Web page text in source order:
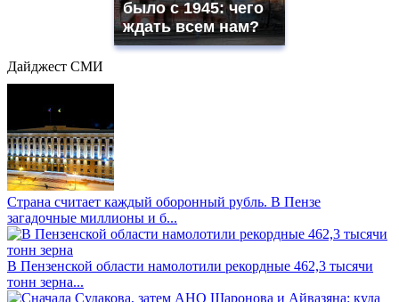
было с 1945: чего
ждать всем нам?
Дайджест СМИ
Страна считает каждый оборонный рубль. В Пензе
загадочные миллионы и б...
В Пензенской области намолотили рекордные 462,3 тысячи
тонн зерна...